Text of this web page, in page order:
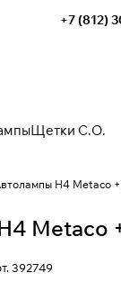
+7 (812)
Щетки С.О.
H4 Metaco
Metaco
392749